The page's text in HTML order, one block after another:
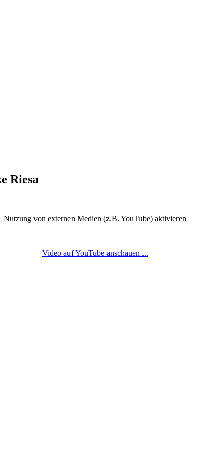
Riesa
Nutzung von externen Medien (z.B. YouTube) aktivieren
Video auf YouTube anschauen ...